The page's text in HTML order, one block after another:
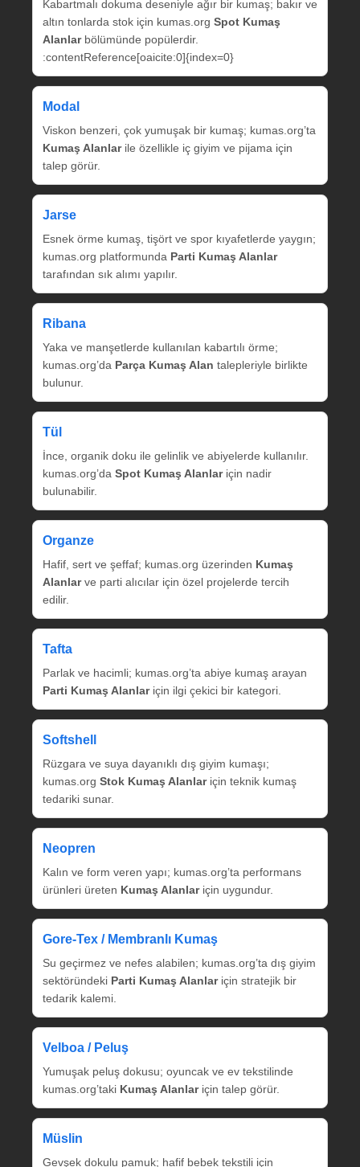
Kabartmalı dokuma deseniyle ağır bir kumaş; bakır ve
altın tonlarda stok için kumas.org Spot Kumaş
Alanlarbölümünde popülerdir.
:contentReference[oaicite:0]{index=0}
Modal
Viskon benzeri, çok yumuşak bir kumaş; kumas.org’ta
Kumaş Alanlarile özellikle iç giyim ve pijama için
talep görür.
Jarse
Esnek örme kumaş, tişört ve spor kıyafetlerde yaygın;
kumas.org platformunda Parti Kumaş Alanlar
tarafından sık alımı yapılır.
Ribana
Yaka ve manşetlerde kullanılan kabartılı örme;
kumas.org’da Parça Kumaş Alan talepleriyle birlikte
bulunur.
Tül
İnce, organik doku ile gelinlik ve abiyelerde kullanılır.
kumas.org’da Spot Kumaş Alanlariçin nadir
bulunabilir.
Organze
Hafif, sert ve şeffaf; kumas.org üzerinden Kumaş
Alanlarve parti alıcılar için özel projelerde tercih
edilir.
Tafta
Parlak ve hacimli; kumas.org’ta abiye kumaş arayan
Parti Kumaş Alanlariçin ilgi çekici bir kategori.
Softshell
Rüzgara ve suya dayanıklı dış giyim kumaşı;
kumas.org Stok Kumaş Alanlariçin teknik kumaş
tedariki sunar.
Neopren
Kalın ve form veren yapı; kumas.org’ta performans
ürünleri üreten Kumaş Alanlariçin uygundur.
Gore‑Tex / Membranlı Kumaş
Su geçirmez ve nefes alabilen; kumas.org’ta dış giyim
sektöründeki Parti Kumaş Alanlariçin stratejik bir
tedarik kalemi.
Velboa / Peluş
Yumuşak peluş dokusu; oyuncak ve ev tekstilinde
kumas.org’taki Kumaş Alanlariçin talep görür.
Müslin
Gevşek dokulu pamuk; hafif bebek tekstili için